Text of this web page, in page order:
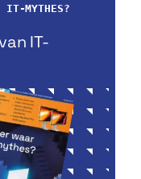
IT-MYTHES?
IT-